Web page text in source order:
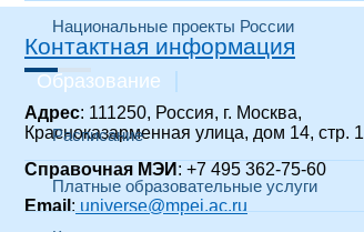
Национальные проекты России
Образование
Расписание
Платные образовательные услуги
Контактная информация
Адрес: 111250, Россия, г. Москва,
Красноказарменная улица, дом 14, стр. 1
Справочная МЭИ : +7 495 362-75-60
Email : universe@mpei.ac.ru